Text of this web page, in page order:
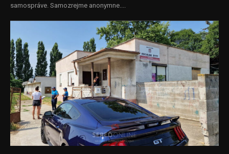
samospráve. Samozrejme anonymne....